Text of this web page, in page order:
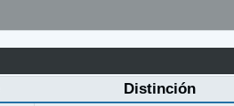
Distinción